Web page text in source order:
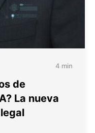
4 min
de
La nueva